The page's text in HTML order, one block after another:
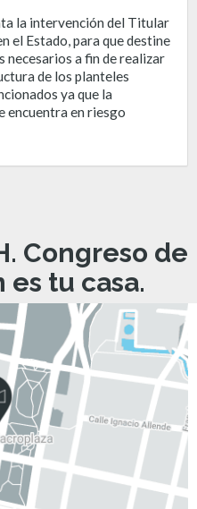
la intervención del Titular
el Estado, para que destine
necesarios a fin de realizar
de los planteles
ya que la
encuentra en riesgo
Congreso de
es tu casa.